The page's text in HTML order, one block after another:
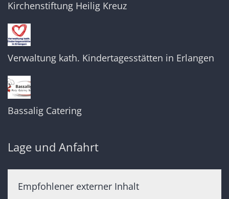
Kirchenstiftung Heilig Kreuz
Verwaltung kath. Kindertagesstätten in Erlangen
Bassalig Catering
Lage und Anfahrt
Empfohlener externer Inhalt